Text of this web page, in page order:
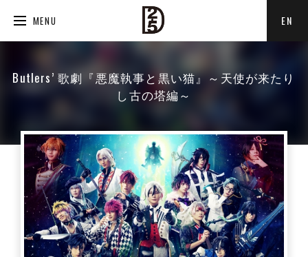
MENU EN
Butlers’ 歌劇『悪魔執事と黒い猫』～天使が来たり
し古の塔編～